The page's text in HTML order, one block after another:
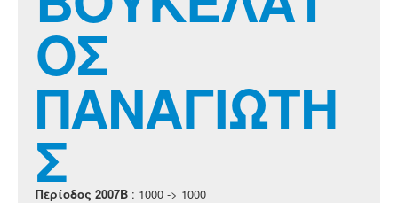
chesstu.be @ discord
LoginΟΣ
ΠΑΝΑΓΙΩΤΗ
Σ
Περίοδος 2007B : 1000 -> 1000